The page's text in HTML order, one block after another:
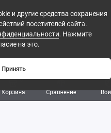
Корзина
0
Сравнение
и другие средства сохранения
посетителей сайта.
. Нажмите
на это.
Принять